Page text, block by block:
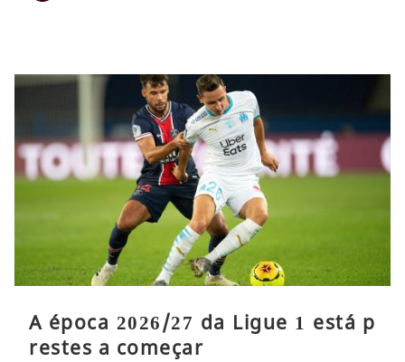
A época 2026/27 da Ligue 1 está p
restes a começar